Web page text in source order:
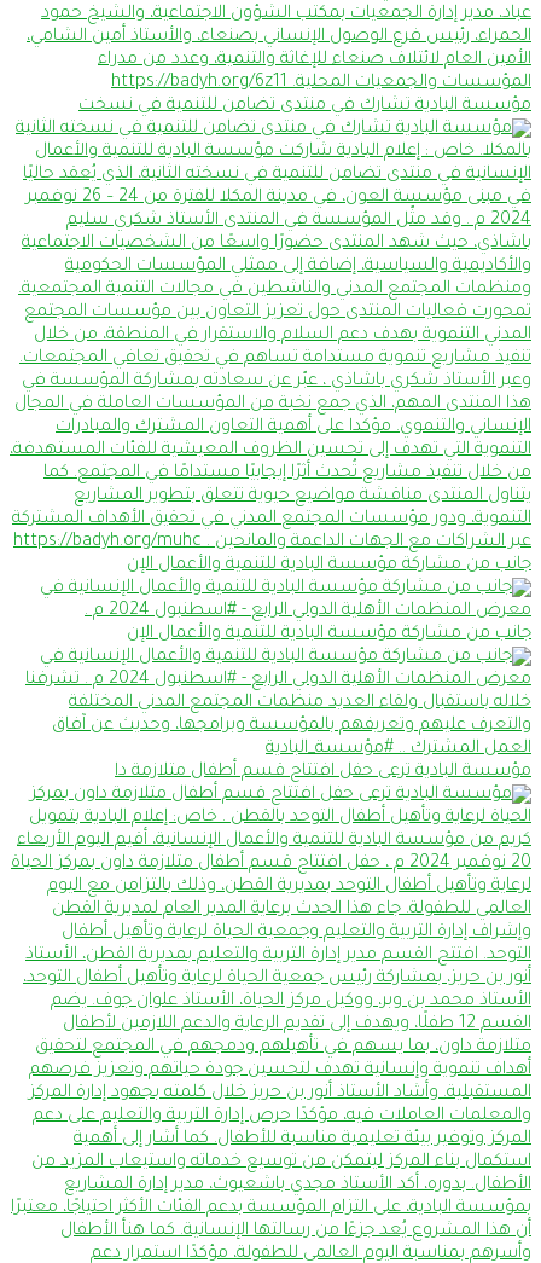
مؤسسة البادية تشارك في منتدى تضامن للتنمية في نسخت
جانب من مشاركة مؤسسة البادية للتنمية والأعمال الإن
جانب من مشاركة مؤسسة البادية للتنمية والأعمال الإن
مؤسسة البادية ترعى حفل افتتاح قسم أطفال متلازمة دا